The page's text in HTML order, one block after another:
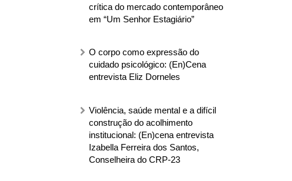
crítica do mercado contemporâneo
em “Um Senhor Estagiário”
O corpo como expressão do
cuidado psicológico: (En)Cena
entrevista Eliz Dorneles
Violência, saúde mental e a difícil
construção do acolhimento
institucional: (En)cena entrevista
Izabella Ferreira dos Santos,
Conselheira do CRP-23